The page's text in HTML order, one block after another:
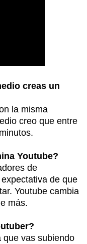
creas un
la misma
creo que entre
Youtube?
de
de que
Youtube cambia
más.
que vas subiendo